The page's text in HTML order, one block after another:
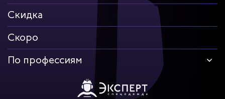
Скидка
Скоро
По профессиям